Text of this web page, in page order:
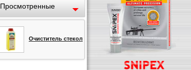
Просмотренные
Очиститель стекол